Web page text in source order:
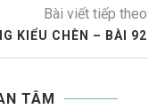
Bài viết tiếp theo
KIỂU CHÈN – BÀI 92
TÂM